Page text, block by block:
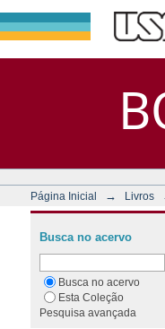
Página Inicial → Livros
Busca no acervo
Busca no acervo
Esta Coleção
Pesquisa avançada